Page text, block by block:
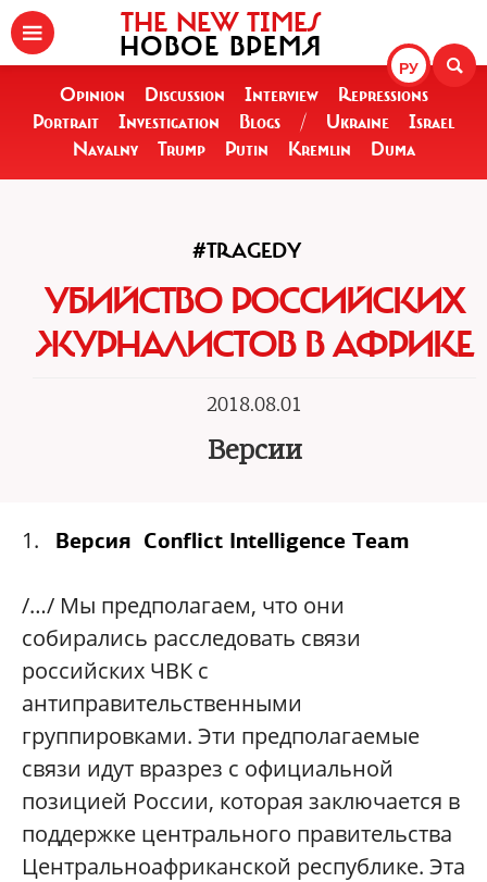
РУ
THE NEW TIMES
НОВОЕ ВРЕМЯ
Opinion Discussion Interview
Repressions
Portrait
Investigation Blogs / Ukraine
Israel
Navalny
Trump Putin Kremlin Duma
#TRAGEDY
УБИЙСТВО РОССИЙСКИХ
ЖУРНАЛИСТОВ В АФРИКЕ
2018.08.01
Версии
1. Версия Conflict Intelligence Team
/…/ Мы предполагаем, что они
собирались расследовать связи
российских ЧВК с
антиправительственными
группировками. Эти предполагаемые
связи идут вразрез с официальной
позицией России, которая заключается в
поддержке центрального правительства
Центральноафриканской республике. Эта